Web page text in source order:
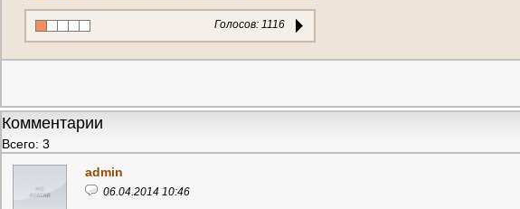
Голосов: 1116
Комментарии
Всего: 3
admin
06.04.2014 10:46